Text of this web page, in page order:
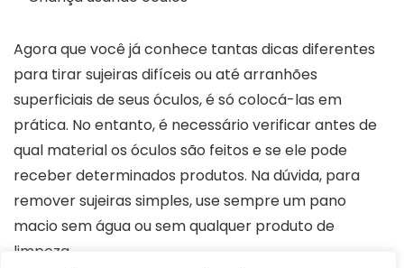
Agora que você já conhece tantas dicas diferentes
para tirar sujeiras difíceis ou até arranhões
superficiais de seus óculos, é só colocá-las em
prática. No entanto, é necessário verificar antes de
qual material os óculos são feitos e se ele pode
receber determinados produtos. Na dúvida, para
remover sujeiras simples, use sempre um pano
macio sem água ou sem qualquer produto de
limpeza.